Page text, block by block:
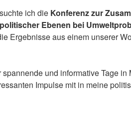
ich die Konferenz zur
Ebenen bei
Ergebnisse aus einem unserer
und informative Tage in
Impulse mit in meine